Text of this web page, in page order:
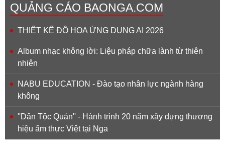
QUẢNG CÁO BAONGA.COM
THIẾT KẾ ĐỒ HỌA ỨNG DỤNG AI 2026
Album nhạc không lời: Liệu pháp chữa lành từ thiên
nhiên
NABU EDUCATION - Đào tạo nhân lực ngành hàng
không
''Dân Tộc Quán'' - Hành trình 20 năm xây dựng thương
hiệu ẩm thực Việt tại Nga